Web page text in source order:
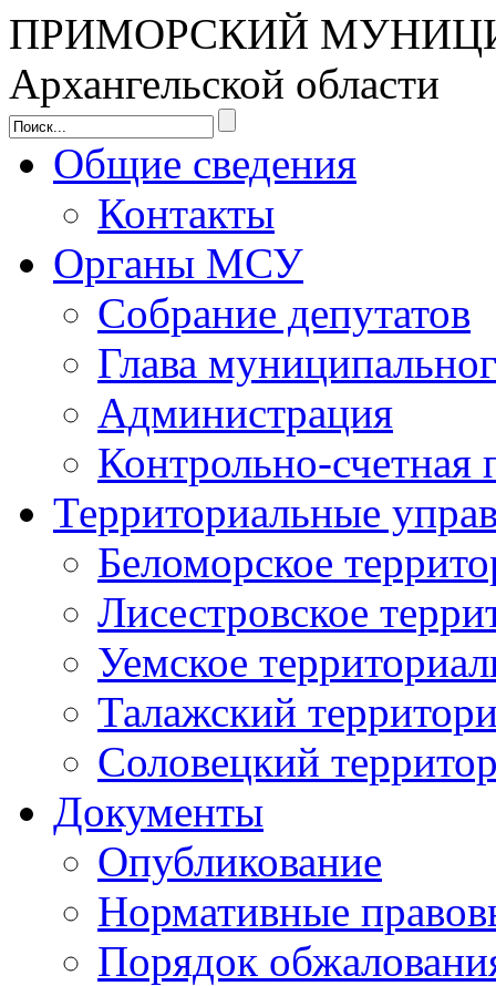
ПРИМОРСКИЙ
Архангельской области
Общие сведения
Контакты
Органы МСУ
Собрание депутатов
Глава
Администрация
Контрольно-счетная
Территориальные
Беломорское
Лисестровское
Уемское
Талажский
Соловецкий
Документы
Опубликование
Нормативные
Порядок